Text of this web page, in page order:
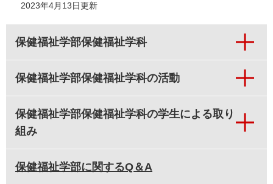
2023年4月13日更新
保健福祉学部保健福祉学科
保健福祉学部保健福祉学科の活動
保健福祉学部保健福祉学科の学生による取り
組み
保健福祉学部に関するQ＆A